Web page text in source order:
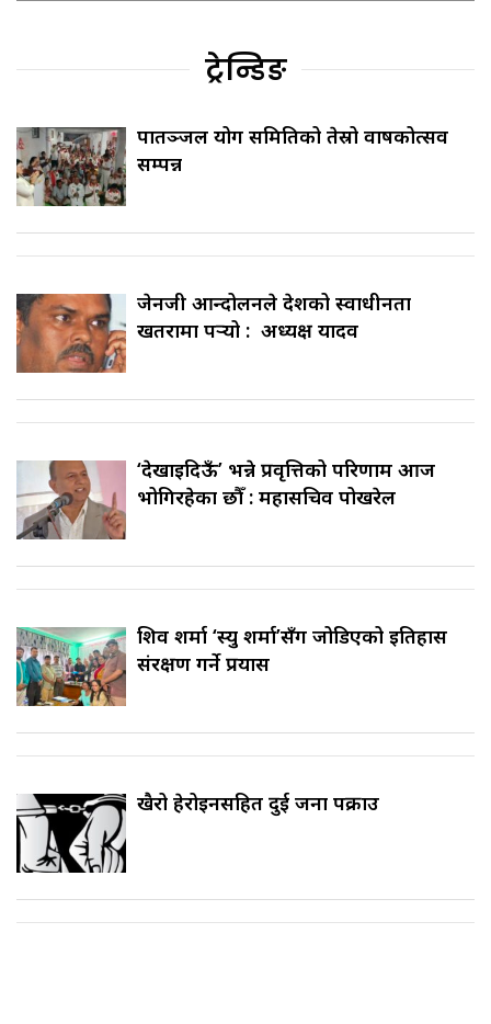
ट्रेन्डिङ
पातञ्जल योग समितिको तेस्रो वार्षिकोत्सव
सम्पन्न
जेनजी आन्दोलनले देशको स्वाधीनता
खतरामा पर्‍यो : अध्यक्ष यादव
‘देखाइदिऊँ’ भन्ने प्रवृत्तिको परिणाम आज
भोगिरहेका छौँ : महासचिव पोखरेल
शिव शर्मा ‘स्यु शर्मा’सँग जोडिएको इतिहास
संरक्षण गर्ने प्रयास
खैरो हेरोइनसहित दुई जना पक्राउ